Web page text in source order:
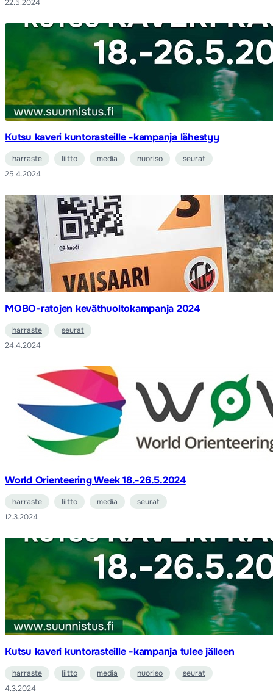
22.5.2024
Kutsu kaveri kuntorasteille -kampanja lähestyy
harraste liitto media nuoriso
seurat
25.4.2024
MOBO-ratojen keväthuoltokampanja 2024
harraste
seurat
24.4.2024
World Orienteering Week 18.-26.5.2024
harraste liitto media
seurat
12.3.2024
Kutsu kaveri kuntorasteille -kampanja tulee jälleen
harraste liitto media nuoriso
seurat
4.3.2024